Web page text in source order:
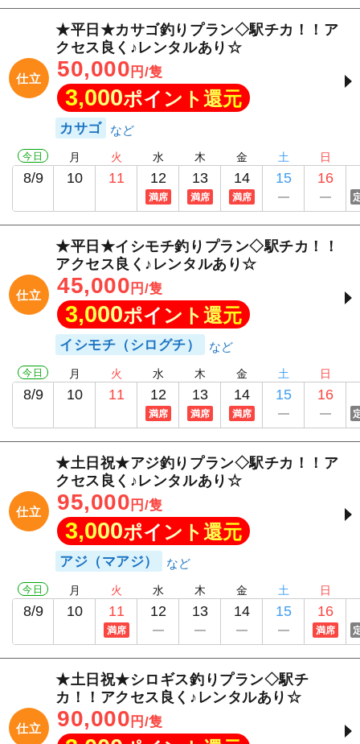
仕立
★平日★カサゴ釣りプラン◇駅チカ！！ア
クセス良く♪レンタルあり☆
50,000 円/隻
3,000ポイント還元
カサゴ
今日
8/9
月
10
火
11
水
12
満席
木
13
満席
金
14
満席
土
15
日
16
仕立
★平日★イシモチ釣りプラン◇駅チカ！！
アクセス良く♪レンタルあり☆
45,000 円/隻
3,000ポイント還元
イシモチ（シログチ）
今日
8/9
月
10
火
11
水
12
満席
木
13
満席
金
14
満席
土
15
日
16
仕立
★土日祝★アジ釣りプラン◇駅チカ！！ア
クセス良く♪レンタルあり☆
95,000 円/隻
3,000ポイント還元
アジ（マアジ）
今日
8/9
月
10
火
11
満席
水
12
木
13
金
14
土
15
日
16
満席
仕立
★土日祝★シロギス釣りプラン◇駅チ
カ！！アクセス良く♪レンタルあり☆
90,000 円/隻